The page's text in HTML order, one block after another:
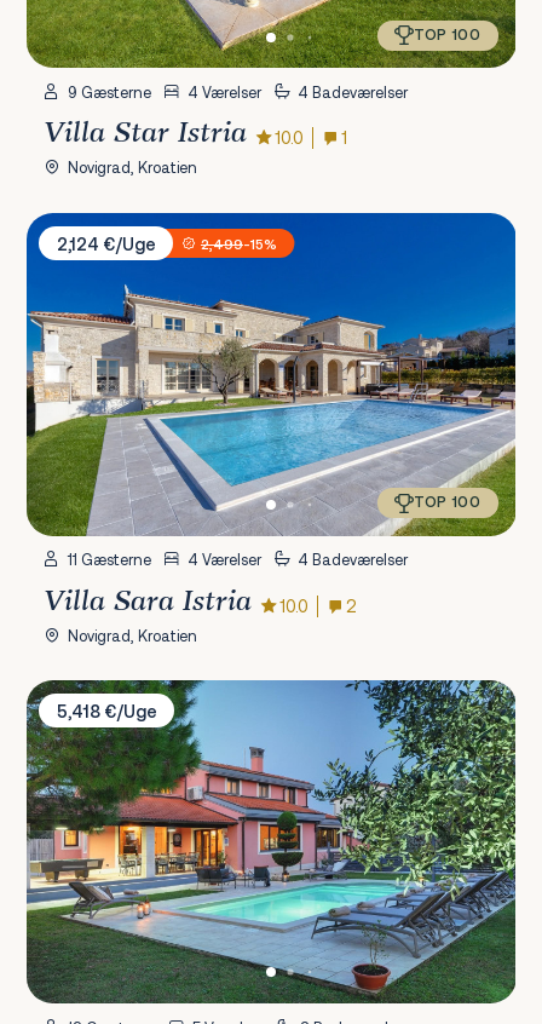
TOP 100
9 Gæsterne 4 Værelser 4 Badeværelser
Villa Star Istria 10.0 1
Novigrad, Kroatien
Villa Sara Istria
2,124 €/Uge
2,499-15%
TOP 100
11 Gæsterne 4 Værelser 4 Badeværelser
Villa Sara Istria 10.0 2
Novigrad, Kroatien
Villa Ines
5,418 €/Uge